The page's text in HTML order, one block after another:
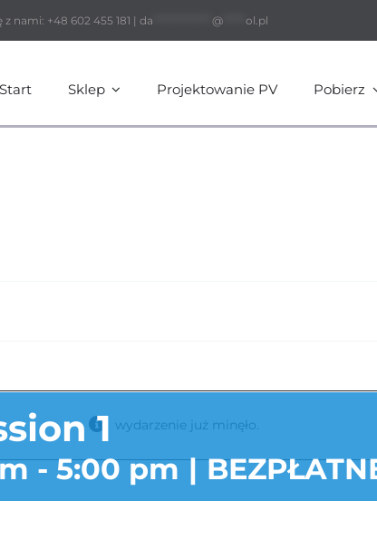
+48 602 455 181 | da @ ol.pl
Start Sklep Projektowanie PV Pobierz
wydarzenie już minęło.
1
-5:00 pm |